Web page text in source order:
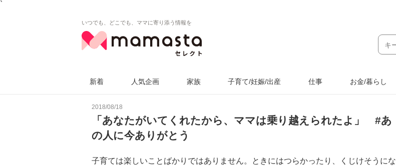
`
いつでも、どこでも、ママに寄り添う情報を
新着 人気企画 家族 子育て/妊娠/出産 仕事 お金/暮らし
2018/08/18
「あなたがいてくれたから、ママは乗り越えられたよ」 #あ
の人に今ありがとう
子育ては楽しいことばかりではありません。ときにはつらかったり、くじけそうにな